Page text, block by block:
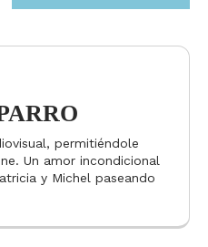
permitiéndole
Un amor incondicional
y Michel paseando